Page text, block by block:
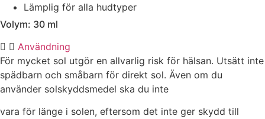
Lämplig för alla hudtyper
Volym: 30 ml
Användning
För mycket sol utgör en allvarlig risk för hälsan. Utsätt inte
spädbarn och småbarn för direkt sol. Även om du
använder solskyddsmedel ska du inte
vara för länge i solen, eftersom det inte ger skydd till